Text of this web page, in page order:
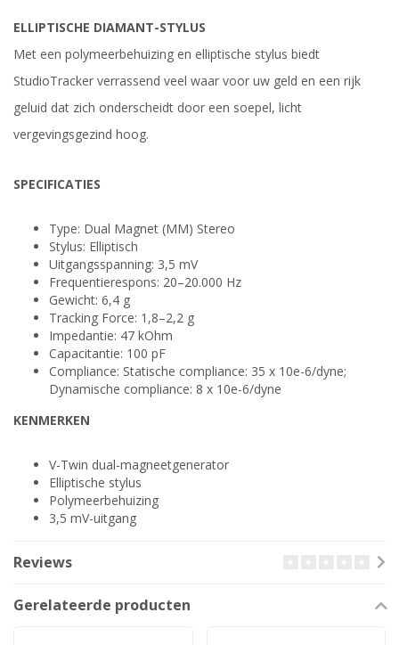
ELLIPTISCHE DIAMANT-STYLUS
Met een polymeerbehuizing en elliptische stylus biedt
StudioTracker verrassend veel waar voor uw geld en een rijk
geluid dat zich onderscheidt door een soepel, licht
vergevingsgezind hoog.
SPECIFICATIES
Type: Dual Magnet (MM) Stereo
Stylus: Elliptisch
Uitgangsspanning: 3,5 mV
Frequentierespons: 20–20.000 Hz
Gewicht: 6,4 g
Tracking Force: 1,8–2,2 g
Impedantie: 47 kOhm
Capacitantie: 100 pF
Compliance: Statische compliance: 35 x 10e-6/dyne;
Dynamische compliance: 8 x 10e-6/dyne
KENMERKEN
V-Twin dual-magneetgenerator
Elliptische stylus
Polymeerbehuizing
3,5 mV-uitgang
Reviews
Gerelateerde producten